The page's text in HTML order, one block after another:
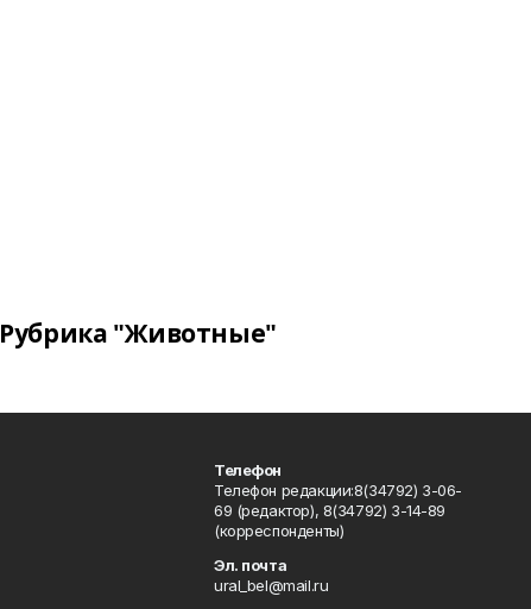
Рубрика "Животные"
Телефон
Телефон редакции:8(34792) 3-06-
69 (редактор), 8(34792) 3-14-89
(корреспонденты)
Эл. почта
ural_bel@mail.ru